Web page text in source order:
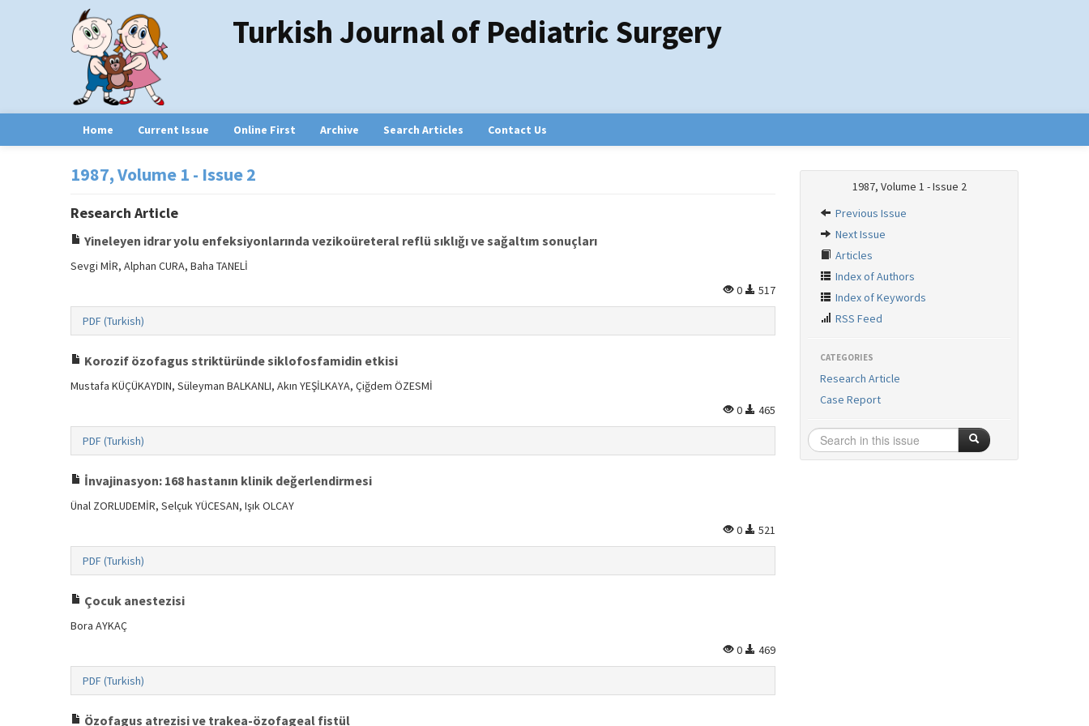
Turkish Journal of Pediatric Surgery
Home Current Issue Online First Archive Search Articles Contact Us
1987, Volume 1 - Issue 2
Research Article
Yineleyen idrar yolu enfeksiyonlarında vezikoüreteral reflü sıklığı ve sağaltım sonuçları
Sevgi MİR, Alphan CURA, Baha TANELİ
0
517
PDF (Turkish)
Korozif özofagus striktüründe siklofosfamidin etkisi
Mustafa KÜÇÜKAYDIN, Süleyman BALKANLI, Akın YEŞİLKAYA, Çiğdem ÖZESMİ
0
465
PDF (Turkish)
İnvajinasyon: 168 hastanın klinik değerlendirmesi
Ünal ZORLUDEMİR, Selçuk YÜCESAN, Işık OLCAY
0
521
PDF (Turkish)
Çocuk anestezisi
Bora AYKAÇ
0
469
PDF (Turkish)
Özofagus atrezisi ve trakea-özofageal fistül
1987, Volume 1 - Issue 2
Previous Issue
Next Issue
Articles
Index of Authors
Index of Keywords
RSS Feed
CATEGORIES
Research Article
Case Report